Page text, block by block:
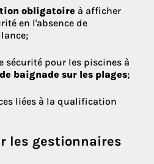
obligatoire à afficher
en l'absence de
sécurité pour les piscines à
baignade sur les plages;
liées à la qualification
les gestionnaires